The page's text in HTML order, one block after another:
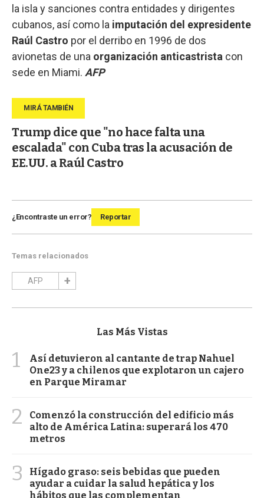
la isla y sanciones contra entidades y dirigentes
cubanos, así como la imputación del expresidente
Raúl Castro por el derribo en 1996 de dos
avionetas de una organización anticastrista con
sede en Miami. AFP
Trump dice que "no hace falta una
escalada" con Cuba tras la acusación de
EE.UU. a Raúl Castro
¿Encontraste un error? Reportar
Temas relacionados
AFP
Las Más Vistas
1
Así detuvieron al cantante de trap Nahuel
One23 y a chilenos que explotaron un cajero
en Parque Miramar
2
Comenzó la construcción del edificio más
alto de América Latina: superará los 470
metros
3
Hígado graso: seis bebidas que pueden
ayudar a cuidar la salud hepática y los
hábitos que las complementan